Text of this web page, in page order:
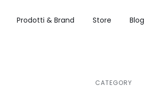
Prodotti & Brand Store Blog
CATEGORY